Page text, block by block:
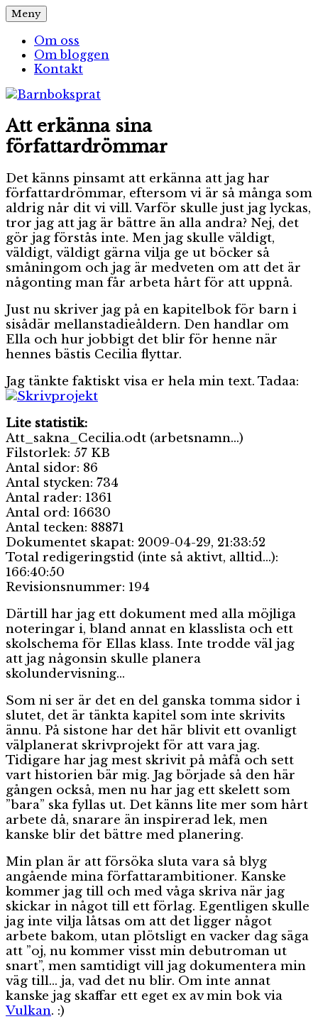
Hoppa
till
innehåll
Barnboksprat
– en blogg om barnböcker
Meny
Om oss
Om bloggen
Kontakt
Att erkänna sina
författardrömmar
Det känns pinsamt att erkänna att jag har
författardrömmar, eftersom vi är så många som
aldrig når dit vi vill. Varför skulle just jag lyckas,
tror jag att jag är bättre än alla andra? Nej, det
gör jag förstås inte. Men jag skulle väldigt,
väldigt, väldigt gärna vilja ge ut böcker så
småningom och jag är medveten om att det är
någonting man får arbeta hårt för att uppnå.
Just nu skriver jag på en kapitelbok för barn i
sisådär mellanstadieåldern. Den handlar om
Ella och hur jobbigt det blir för henne när
hennes bästis Cecilia flyttar.
Jag tänkte faktiskt visa er hela min text. Tadaa:
Lite statistik:
Att_sakna_Cecilia.odt (arbetsnamn…)
Filstorlek: 57 KB
Antal sidor: 86
Antal stycken: 734
Antal rader: 1361
Antal ord: 16630
Antal tecken: 88871
Dokumentet skapat: 2009-04-29, 21:33:52
Total redigeringstid (inte så aktivt, alltid…):
166:40:50
Revisionsnummer: 194
Därtill har jag ett dokument med alla möjliga
noteringar i, bland annat en klasslista och ett
skolschema för Ellas klass. Inte trodde väl jag
att jag någonsin skulle planera
skolundervisning…
Som ni ser är det en del ganska tomma sidor i
slutet, det är tänkta kapitel som inte skrivits
ännu. På sistone har det här blivit ett ovanligt
välplanerat skrivprojekt för att vara jag.
Tidigare har jag mest skrivit på måfå och sett
vart historien bär mig. Jag började så den här
gången också, men nu har jag ett skelett som
”bara” ska fyllas ut. Det känns lite mer som hårt
arbete då, snarare än inspirerad lek, men
kanske blir det bättre med planering.
Min plan är att försöka sluta vara så blyg
angående mina författarambitioner. Kanske
kommer jag till och med våga skriva när jag
skickar in något till ett förlag. Egentligen skulle
jag inte vilja låtsas om att det ligger något
arbete bakom, utan plötsligt en vacker dag säga
att ”oj, nu kommer visst min debutroman ut
snart”, men samtidigt vill jag dokumentera min
väg till… ja, vad det nu blir. Om inte annat
kanske jag skaffar ett eget ex av min bok via
Vulkan. :)